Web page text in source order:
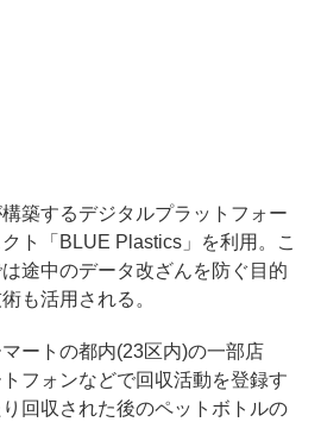
築するデジタルプラットフォー
ト「BLUE Plastics」を利用。こ
途中のデータ改ざんを防ぐ目的
も活用される。
ートの都内(23区内)の一部店
フォンなどで回収活動を登録す
回収された後のペットボトルの